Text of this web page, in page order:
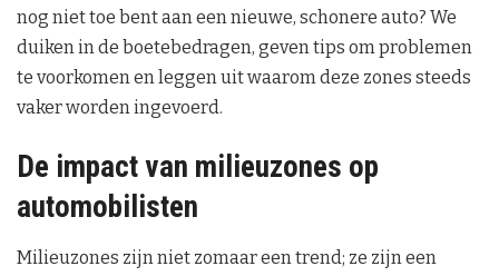
nog niet toe bent aan een nieuwe, schonere auto? We
duiken in de boetebedragen, geven tips om problemen
te voorkomen en leggen uit waarom deze zones steeds
vaker worden ingevoerd.
De impact van milieuzones op
automobilisten
Milieuzones zijn niet zomaar een trend; ze zijn een